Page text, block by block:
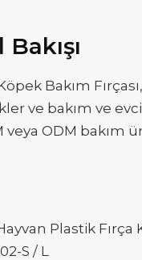
Bakım
ve bakım ve
veya ODM bakım
Plastik Fırça
S / L